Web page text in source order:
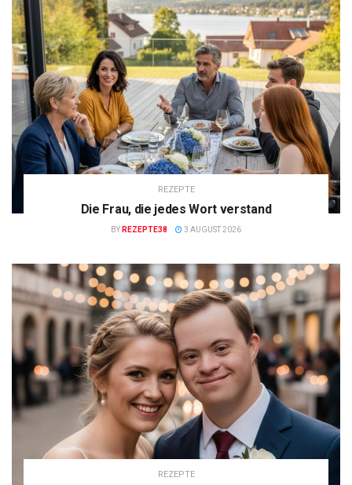
REZEPTE
Die Frau, die jedes Wort verstand
BY REZEPTE38 3 AUGUST 2026
REZEPTE